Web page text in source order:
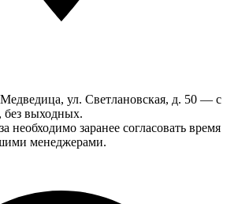
ул. Светлановская, д. 50 — с
без выходных.
необходимо заранее согласовать время
менеджерами.